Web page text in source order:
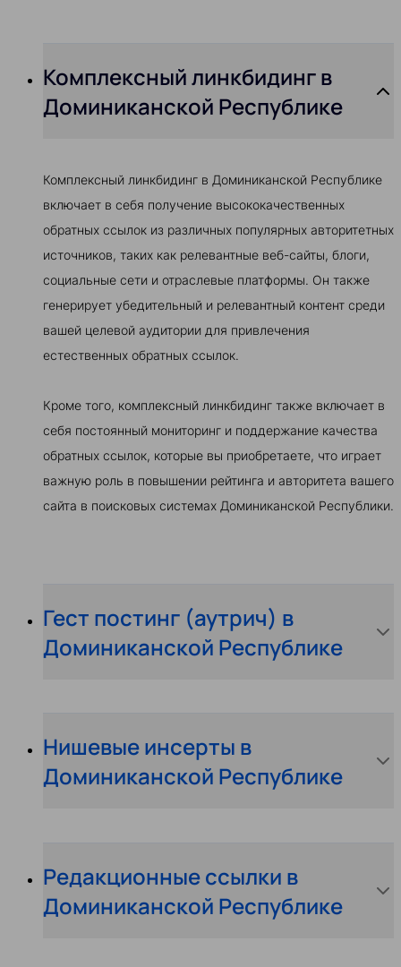
Комплексный линкбидинг в
Доминиканской Республике
Комплексный линкбидинг в Доминиканской Республике
включает в себя получение высококачественных
обратных ссылок из различных популярных авторитетных
источников, таких как релевантные веб-сайты, блоги,
социальные сети и отраслевые платформы. Он также
генерирует убедительный и релевантный контент среди
вашей целевой аудитории для привлечения
естественных обратных ссылок.
Кроме того, комплексный линкбидинг также включает в
себя постоянный мониторинг и поддержание качества
обратных ссылок, которые вы приобретаете, что играет
важную роль в повышении рейтинга и авторитета вашего
сайта в поисковых системах Доминиканской Республики.
Гест постинг (аутрич) в
Доминиканской Республике
Нишевые инсерты в
Доминиканской Республике
Редакционные ссылки в
Доминиканской Республике